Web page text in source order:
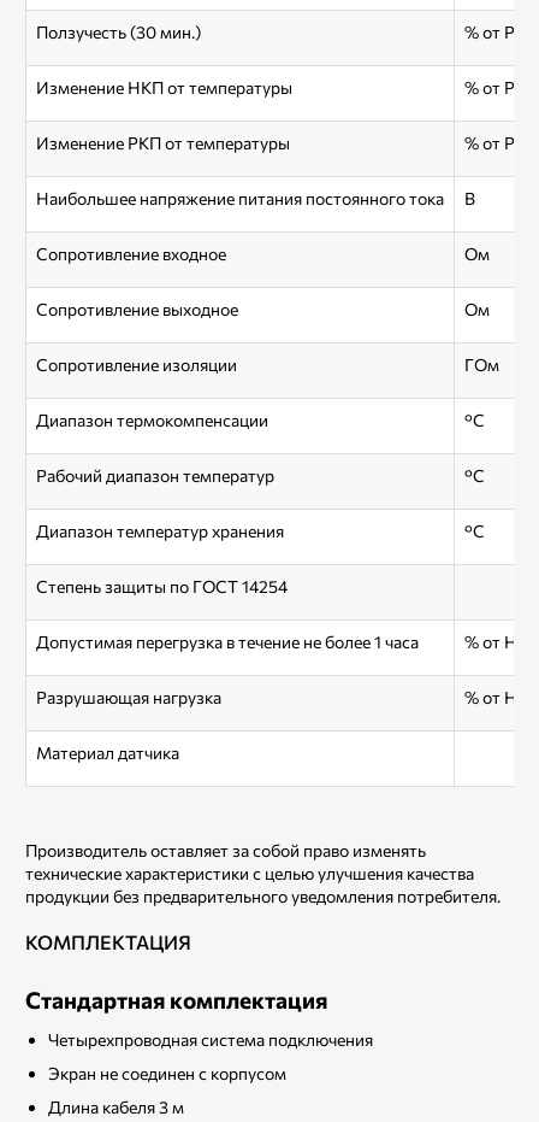
Ползучесть (30 мин.) % от РКП
Изменение НКП от температуры % от
Изменение РКП от температуры % от
Наибольшее напряжение питания постоянного тока В
Сопротивление входное Ом
Сопротивление выходное Ом
Сопротивление изоляции ГОм
Диапазон термокомпенсации °С
Рабочий диапазон температур °С
Диапазон температур хранения °С
Степень защиты по ГОСТ 14254
Допустимая перегрузка в течение не более 1 часа % от
Разрушающая нагрузка % от
Материал датчика
Производитель оставляет за собой право изменять
технические характеристики с целью улучшения качества
продукции без предварительного уведомления потребителя.
КОМПЛЕКТАЦИЯ
Стандартная комплектация
Четырехпроводная система подключения
Экран не соединен с корпусом
Длина кабеля 3 м